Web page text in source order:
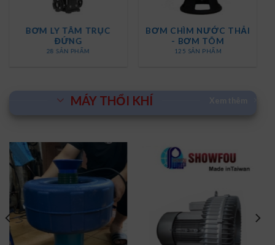
BƠM CHÌM NƯỚC THẢI
125 SẢN PHẨM
BƠM TRỤC
9 SẢN PHẨM
MÁY THỔI KHÍ